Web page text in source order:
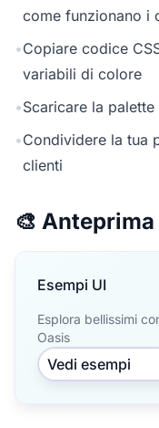
come funzionano i
•Copiare codice
variabili di colore
•Scaricare la palette
•Condividere la tua
clienti
🎨
Esempi UI
Esplora bellissimi
Oasis
Vedi esempi